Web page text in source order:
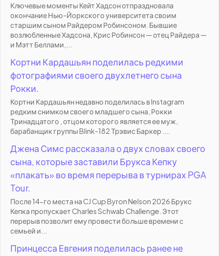
Ключевые моменты Кейт Хадсон отпраздновала
окончание Нью-Йоркского университета своим
старшим сыном Райдером Робинсоном. Бывшие
возлюбленные Хадсона, Крис Робинсон — отец Райдера —
и Мэтт Беллами,...
Кортни Кардашьян поделилась редкими
фотографиями своего двухлетнего сына
Рокки.
Кортни Кардашьян недавно поделилась в Instagram
редким снимком своего младшего сына, Рокки
Тринадцатого , отцом которого является ее муж,
барабанщик группы Blink-182 Трэвис Баркер ....
Джена Симс рассказала о двух словах своего
сына, которые заставили Брукса Кепку
«плакать» во время перерыва в турнирах PGA
Tour.
После 14-го места на CJ Cup Byron Nelson 2026 Брукс
Кепка пропускает Charles Schwab Challenge. Этот
перерыв позволит ему провести больше времени с
семьей и...
Принцесса Евгения поделилась ранее не